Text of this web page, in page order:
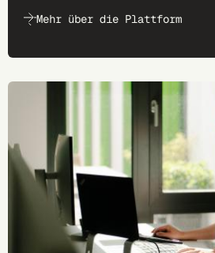
Mehr über die Plattform